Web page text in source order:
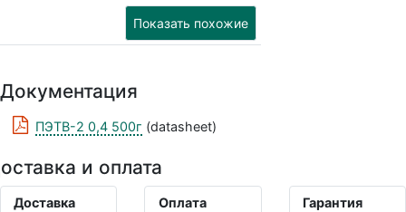
Показать похожие
Документация
ПЭТВ-2 0,4 500г (datasheet)
и оплата
Доставка
Оплата
Гарантия